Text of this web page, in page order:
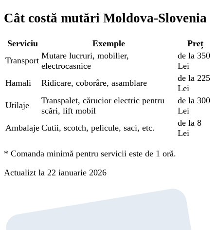
Cât costă mutări Moldova-Slovenia
Serviciu Exemple
Preț
Transport Mutare lucruri, mobilier,
electrocasnice
de la 350
Lei
Hamali
Ridicare, coborâre, asamblare
de la 225
Lei
Utilaje
Transpalet, cărucior electric pentru
scări, lift mobil
de la 300
Lei
Ambalaje Cutii, scotch, pelicule, saci, etc.
de la 8
Lei
* Comanda minimă pentru servicii este de 1 oră.
Actualizt la 22 ianuarie 2026